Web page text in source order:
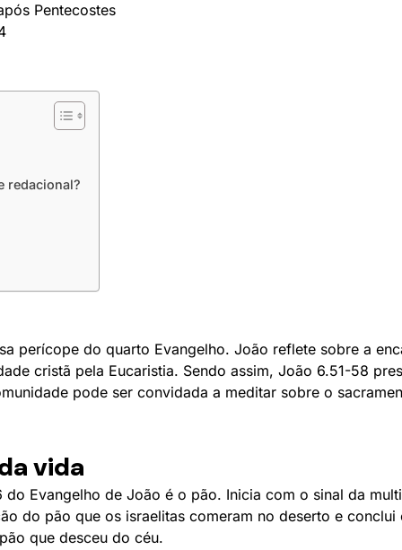
Pentecostes
redacional?
perícope do quarto Evangelho. João reflete sobre a
cristã pela Eucaristia. Sendo assim, João 6.51-58
pode ser convidada a meditar sobre o
vida
Evangelho de João é o pão. Inicia com o sinal da
do pão que os israelitas comeram no deserto e
que desceu do céu.